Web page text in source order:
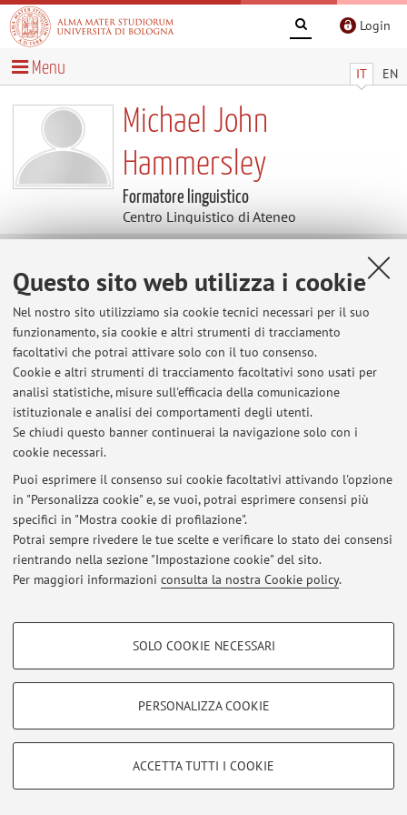
Questo sito web utilizza i cookie
Nel nostro sito utilizziamo sia cookie tecnici necessari per il suo
funzionamento, sia cookie e altri strumenti di tracciamento
facoltativi che potrai attivare solo con il tuo consenso.
Cookie e altri strumenti di tracciamento facoltativi sono usati per
analisi statistiche, misure sull'efficacia della comunicazione
istituzionale e analisi dei comportamenti degli utenti.
Se chiudi questo banner continuerai la navigazione solo con i
cookie necessari.
Puoi esprimere il consenso sui cookie facoltativi attivando l'opzione
in "Personalizza cookie" e, se vuoi, potrai esprimere consensi più
specifici in "Mostra cookie di profilazione".
Potrai sempre rivedere le tue scelte e verificare lo stato dei consensi
rientrando nella sezione "Impostazione cookie" del sito.
Per maggiori informazioni consulta la nostra Cookie policy.
COOKIE DI PROFILAZIONE - FACOLTATIVI
COOKIE TECNICI - NECESSARI
Si tratta di cookie tecnici utilizzati, a titolo esemplificativo, per il corretto
SOLO COOKIE NECESSARI
PERSONALIZZA COOKIE
ACCETTA TUTTI I COOKIE
Login
IT EN
Menu
Michael John
Hammersley
Formatore linguistico
Centro Linguistico di Ateneo
Didattica
Attività
Anno Accademico
Non sono presenti attività didattiche per l'A.A.2026-2027
Ultimi avvisi
Al momento non sono presenti avvisi.
Accedi tramiteloginper gestire tutti i contenuti del sito.
© 2026 - ALMA MATER STUDIORUM - Università di Bologna - Via
|Note legali|Impostazioni Cookie